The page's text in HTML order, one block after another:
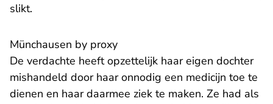
slikt.
Münchausen by proxy
De verdachte heeft opzettelijk haar eigen dochter
mishandeld door haar onnodig een medicijn toe te
dienen en haar daarmee ziek te maken. Ze had als